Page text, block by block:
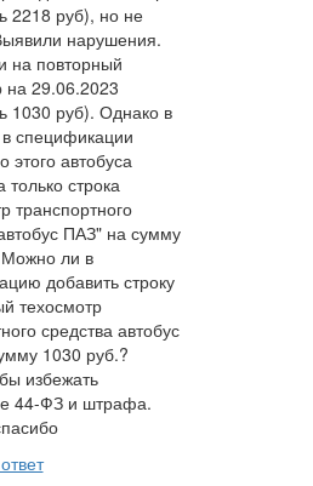
2218 руб), но не
нарушения.
на повторный
на 29.06.2023
1030 руб). Однако в
в спецификации
этого автобуса
только строка
транспортного
ПАЗ" на сумму
ли в
добавить строку
техосмотр
средства автобус
1030 руб.?
избежать
44-ФЗ и штрафа.